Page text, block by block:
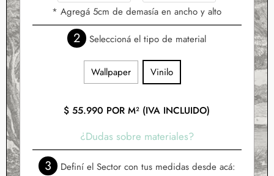
* Agregá 5cm de demasía en ancho y alto
2 Seleccioná el tipo de material
Wallpaper Vinilo
$ 55.990 POR M² (IVA INCLUIDO)
¿Dudas sobre materiales?
3 Definí el Sector con tus medidas desde acá: